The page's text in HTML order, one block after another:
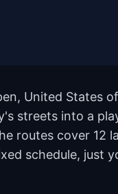
United States
streets into a
routes cover 12
schedule, just